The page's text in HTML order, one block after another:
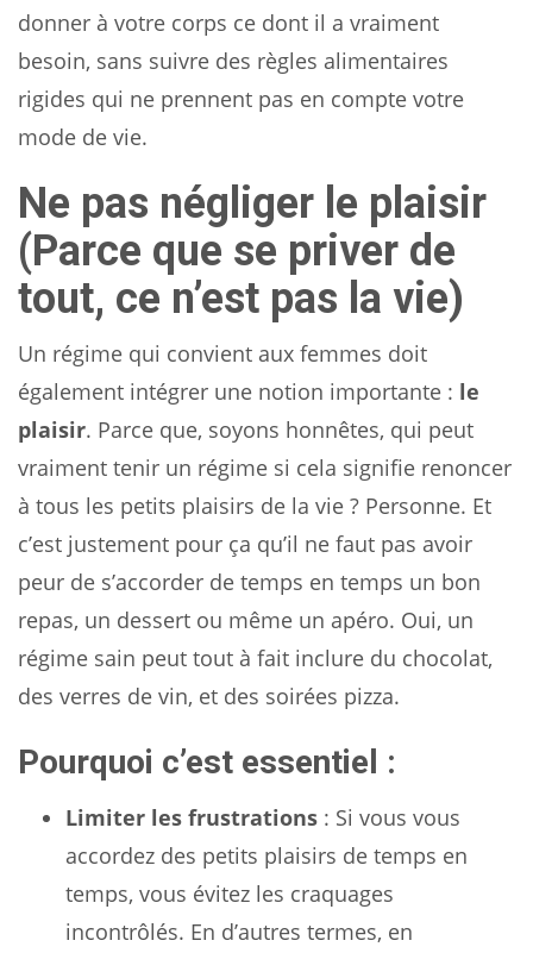
donner à votre corps ce dont il a vraiment
besoin, sans suivre des règles alimentaires
rigides qui ne prennent pas en compte votre
mode de vie.
Ne pas négliger le plaisir
(Parce que se priver de
tout, ce n’est pas la vie)
Un régime qui convient aux femmes doit
également intégrer une notion importante : le
plaisir. Parce que, soyons honnêtes, qui peut
vraiment tenir un régime si cela signifie renoncer
à tous les petits plaisirs de la vie ? Personne. Et
c’est justement pour ça qu’il ne faut pas avoir
peur de s’accorder de temps en temps un bon
repas, un dessert ou même un apéro. Oui, un
régime sain peut tout à fait inclure du chocolat,
des verres de vin, et des soirées pizza.
Pourquoi c’est essentiel :
Limiter les frustrations : Si vous vous
accordez des petits plaisirs de temps en
temps, vous évitez les craquages
incontrôlés. En d’autres termes, en